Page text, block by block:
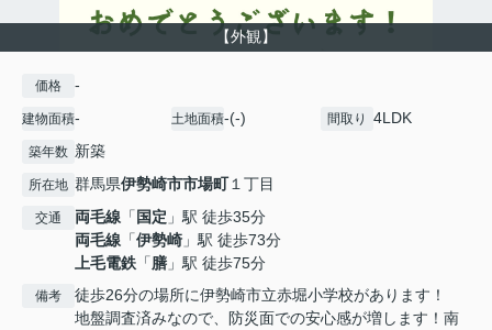
【外観】
価格 -
建物面積- 土地面積-(-) 間取り 4LDK
築年数 新築
所在地 群馬県伊勢崎市市場町１丁目
交通 両毛線 「 国定 」駅 徒歩35分
両毛線 「伊勢崎 」駅 徒歩73分
上毛電鉄 「膳 」駅 徒歩75分
備考
徒歩26分の場所に伊勢崎市立赤堀小学校があります！
地盤調査済みなので、防災面での安心感が増します！南